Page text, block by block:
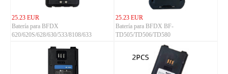
25.23 EUR
Batería para BFDX
620/620S/628/630/533/8108/633
25.23 EUR
Batería para BFDX BF-
TD505/TD506/TD580